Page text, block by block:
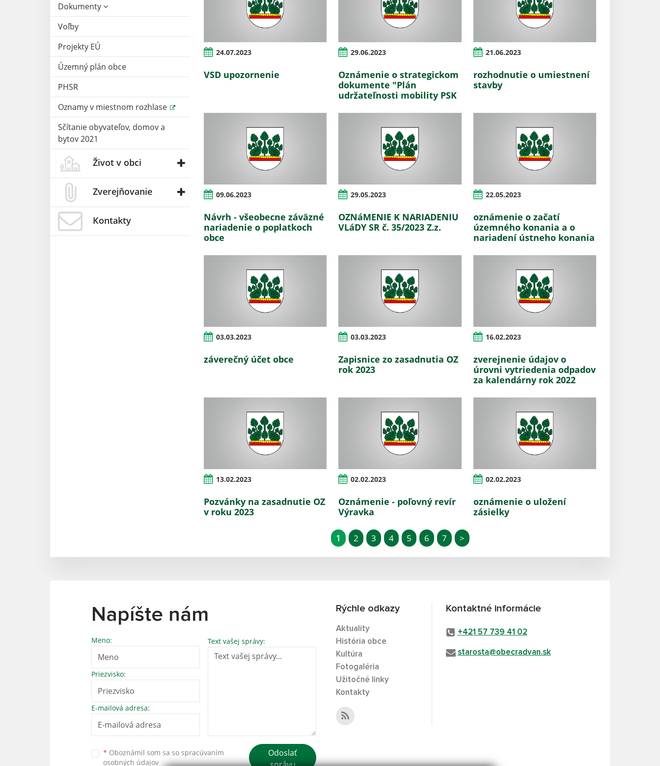
Dokumenty
Voľby
Projekty EÚ
Územný plán obce
PHSR
Oznamy v miestnom rozhlase
Sčítanie obyvateľov, domov a
bytov 2021
Život v obci
Zverejňovanie
Kontakty
24.07.2023
VSD upozornenie
29.06.2023
Oznámenie o strategickom
dokumente "Plán
udržateľnosti mobility PSK
21.06.2023
rozhodnutie o umiestnení
stavby
09.06.2023
Návrh - všeobecne záväzné
nariadenie o poplatkoch
obce
29.05.2023
OZNáMENIE K NARIADENIU
VLáDY SR č. 35/2023 Z.z.
22.05.2023
oznámenie o začatí
územného konania a o
nariadení ústneho konania
03.03.2023
záverečný účet obce
03.03.2023
Zapisnice zo zasadnutia OZ
rok 2023
16.02.2023
zverejnenie údajov o
úrovni vytriedenia odpadov
za kalendárny rok 2022
13.02.2023
Pozvánky na zasadnutie OZ
v roku 2023
02.02.2023
Oznámenie - poľovný revír
Výravka
02.02.2023
oznámenie o uložení
zásielky
1 2 3 4 5 6 7 >
Napíšte nám
Meno:
Priezvisko:
E-mailová adresa:
Text vašej správy:
* Oboznámil som sa so spracúvaním
osobných údajov
Odoslať
Rýchle odkazy
Aktuality
História obce
Kultúra
Fotogaléria
Užitočné linky
Kontakty
Kontaktné informácie
+421 57 739 41 02
starosta@obecradvan.sk